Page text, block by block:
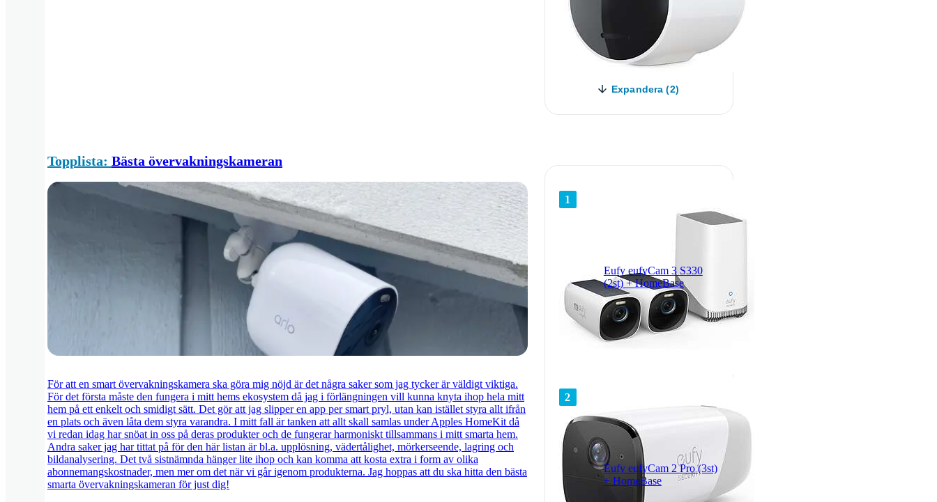
Expandera (2)
Topplista: Bästa övervakningskameran
För att en smart övervakningskamera ska göra mig nöjd är det några saker som jag tycker är väldigt viktiga.
För det första måste den fungera i mitt hems ekosystem då jag i förlängningen vill kunna knyta ihop hela mitt
hem på ett enkelt och smidigt sätt. Det gör att jag slipper en app per smart pryl, utan kan istället styra allt ifrån
en plats och även låta dem styra varandra. I mitt fall är tanken att allt skall samlas under Apples HomeKit då
vi redan idag har snöat in oss på deras produkter och de fungerar harmoniskt tillsammans i mitt smarta hem.
Andra saker jag har tittat på för den här listan är bl.a. upplösning, vädertålighet, mörkerseende, lagring och
bildanalysering. Det två sistnämnda hänger lite ihop och kan komma att kosta extra i form av olika
abonnemangskostnader, men mer om det när vi går igenom produkterna. Jag hoppas att du ska hitta den bästa
smarta övervakningskameran för just dig!
1
Eufy eufyCam 3 S330
(2st) + HomeBase
2
Eufy eufyCam 2 Pro (3st)
+ HomeBase